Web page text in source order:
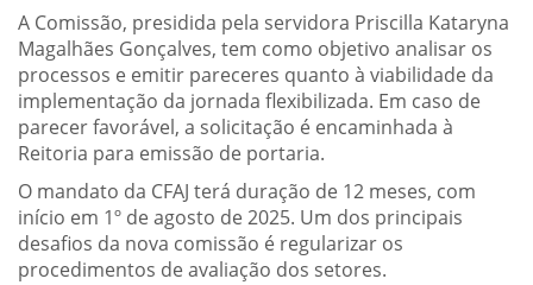
A Comissão, presidida pela servidora Priscilla Kataryna
Magalhães Gonçalves, tem como objetivo analisar os
processos e emitir pareceres quanto à viabilidade da
implementação da jornada flexibilizada. Em caso de
parecer favorável, a solicitação é encaminhada à
Reitoria para emissão de portaria.
O mandato da CFAJ terá duração de 12 meses, com
início em 1º de agosto de 2025. Um dos principais
desafios da nova comissão é regularizar os
procedimentos de avaliação dos setores.